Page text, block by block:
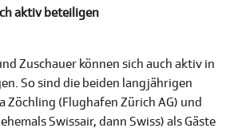
aktiv beteiligen
Zuschauer können sich auch aktiv in
So sind die beiden langjährigen
Zöchling (Flughafen Zürich AG) und
Swissair, dann Swiss) als Gäste